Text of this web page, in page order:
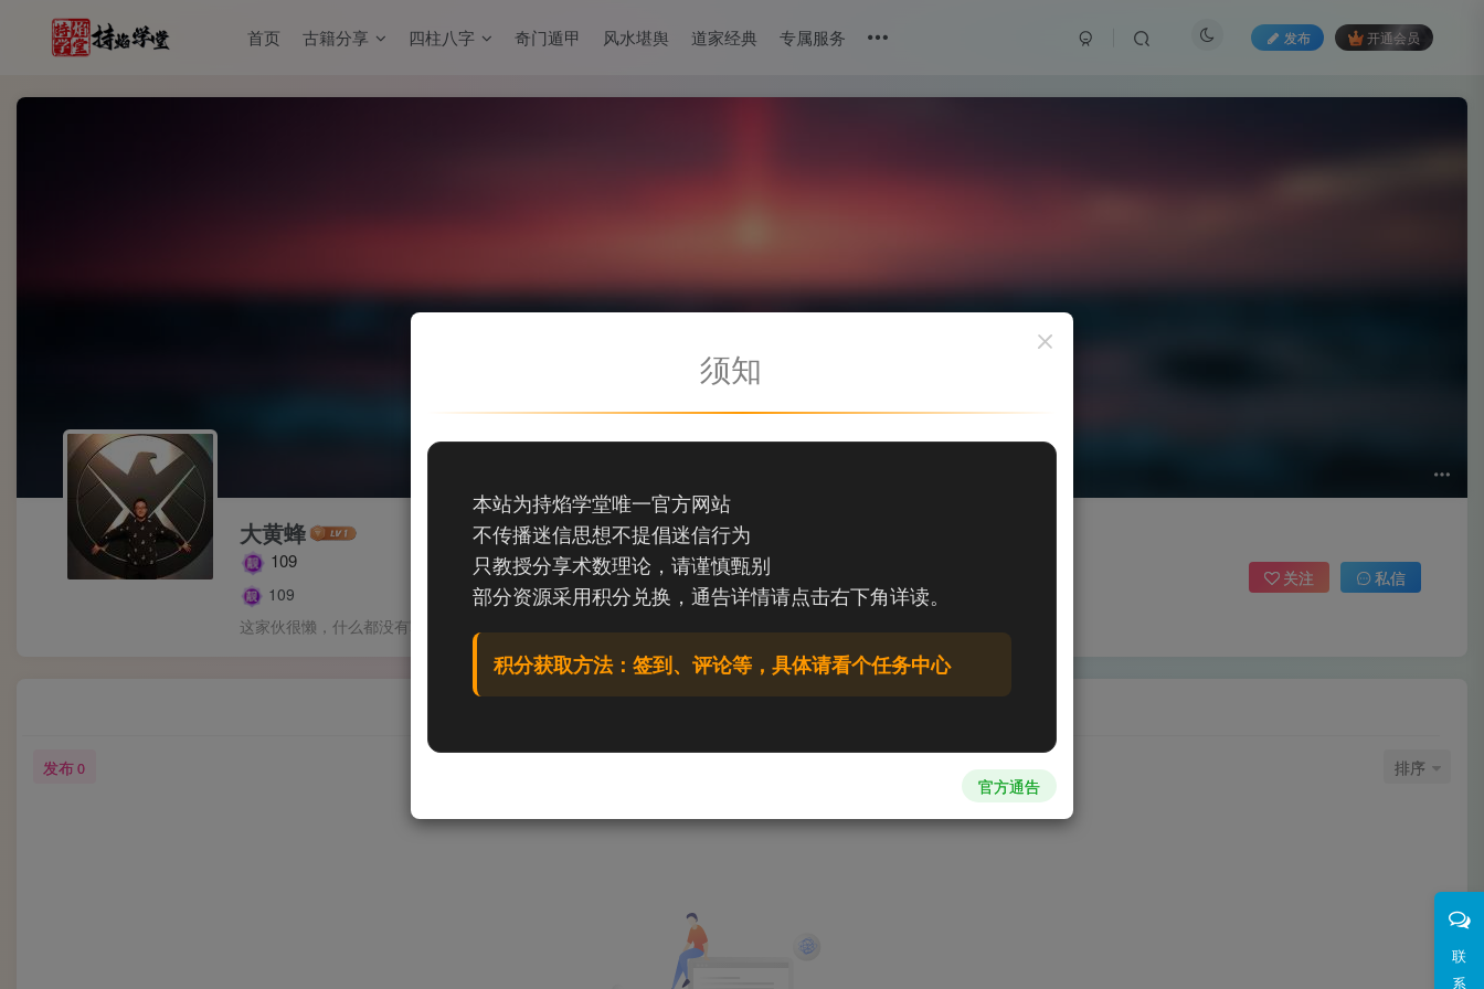
联
系
首页 古籍分享 四柱八字 奇门遁甲 风水堪舆 道家经典 专属服务 发布 开通会员
大黄蜂
109
109
这家伙很懒，什么都没有写...
关注 私信
发布0 排序
须知
本站为持焰学堂唯一官方网站
不传播迷信思想不提倡迷信行为
只教授分享术数理论，请谨慎甄别
部分资源采用积分兑换，通告详情请点击右下角详读。
积分获取方法：签到、评论等，具体请看个任务中心
官方通告